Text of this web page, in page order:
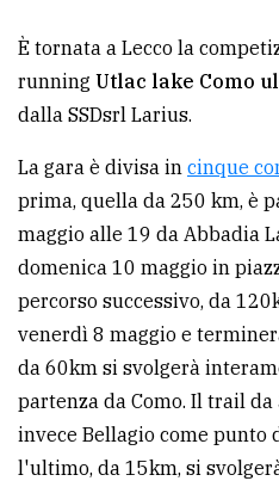
pubblicità
Cerca
comune
Ricerca
avanzata
LE
ALTRE
TESTATE
È tornata a Lecco la
running Utlac lake Como
dalla SSDsrl Larius.
La gara è divisa in cinque
prima, quella da 250 km, è
maggio alle 19 da Abbadia
domenica 10 maggio in
percorso successivo, da
venerdì 8 maggio e
da 60km si svolgerà
partenza da Como. Il trail
invece Bellagio come punto
l'ultimo, da 15km, si